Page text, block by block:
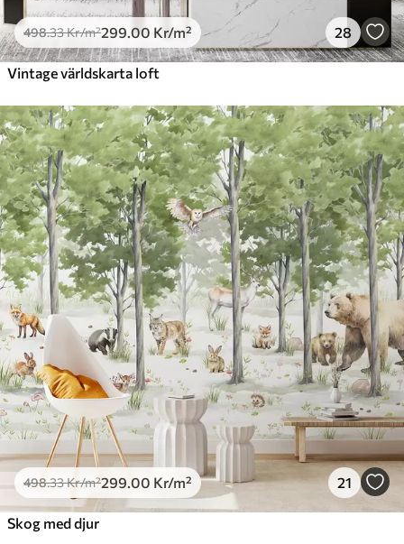
498.33Kr/m²299 .00 Kr/m² 28
Vintage världskarta loft
498.33Kr/m²299 .00 Kr/m² 21
Skog med djur